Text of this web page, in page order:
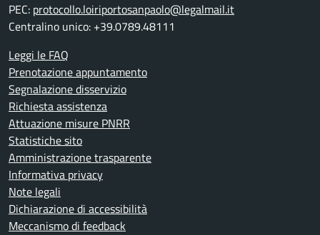
PEC: protocollo.loiriportosanpaolo@legalmail.it
Centralino unico: +39.0789.48111
Leggi le FAQ
Prenotazione appuntamento
Segnalazione disservizio
Richiesta assistenza
Attuazione misure PNRR
Statistiche sito
Amministrazione trasparente
Informativa privacy
Note legali
Dichiarazione di accessibilità
Meccanismo di feedback